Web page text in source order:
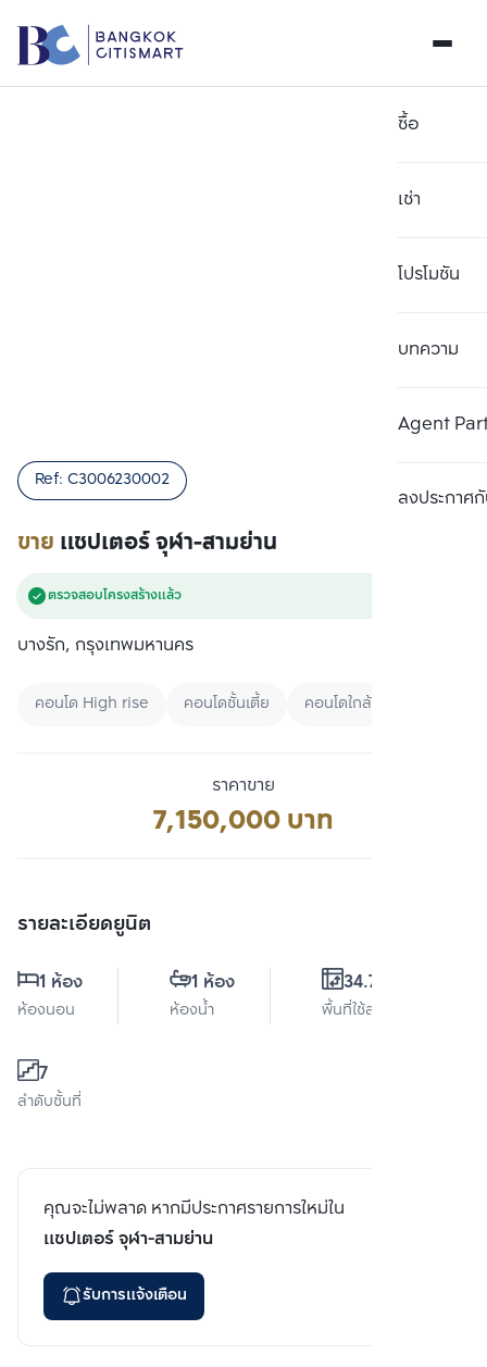
ซื้อ
เช่า
โปรโมชัน
บทความ
Agent
ลงประกาศกั
ขาย แชปเตอร์ จุฬา-สามย่าน
Ref: C3006230002
ตรวจสอบโครงสร้างแล้ว
บางรัก, กรุงเทพมหานคร
คอนโด High rise คอนโดชั้นเตี้ย คอนโดใกล้มหาลัย
ราคาขาย
7,150,000 บาท
รายละเอียดยูนิต
1 ห้อง
ห้องนอน
1 ห้อง
ห้องน้ำ
34.74 ตร.ม.
พื้นที่ใช้สอย
7
ลำดับชั้นที่
คุณจะไม่พลาด หากมีประกาศรายการใหม่ใน
แชปเตอร์ จุฬา-สามย่าน
รับการแจ้งเตือน
เปรียบเทียบ